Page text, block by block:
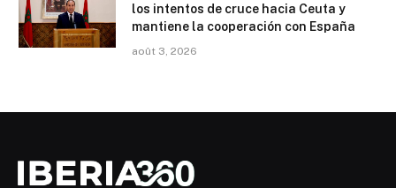
los intentos de cruce hacia Ceuta y
mantiene la cooperación con España
août 3, 2026